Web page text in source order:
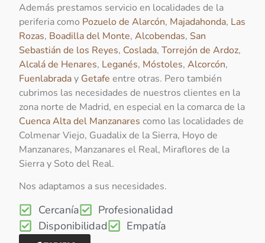
Además prestamos servicio en localidades de la
periferia como Pozuelo de Alarcón, Majadahonda, Las
Rozas, Boadilla del Monte,Alcobendas, San
Sebastián de los Reyes, Coslada,Torrejón de Ardoz,
Alcalá de Henares, Leganés, Móstoles,Alcorcón,
Fuenlabraday Getafe entre otras. Pero también
cubrimos las necesidades de nuestros clientes en la
zona norte de Madrid, en especial en la comarca de la
Cuenca Alta del Manzanares como las localidades de
Colmenar Viejo, Guadalix de la Sierra, Hoyo de
Manzanares, Manzanares el Real, Miraflores de la
Sierra y Soto del Real.
Nos adaptamos a sus necesidades.
Cercanía
Profesionalidad
Disponibilidad
Empatía